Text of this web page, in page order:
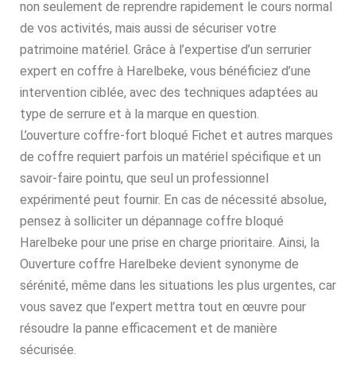
non seulement de reprendre rapidement le cours normal
de vos activités, mais aussi de sécuriser votre
patrimoine matériel. Grâce à l’expertise d’un serrurier
expert en coffre à Harelbeke, vous bénéficiez d’une
intervention ciblée, avec des techniques adaptées au
type de serrure et à la marque en question.
L’ouverture coffre-fort bloqué Fichet et autres marques
de coffre requiert parfois un matériel spécifique et un
savoir-faire pointu, que seul un professionnel
expérimenté peut fournir. En cas de nécessité absolue,
pensez à solliciter un dépannage coffre bloqué
Harelbeke pour une prise en charge prioritaire. Ainsi, la
Ouverture coffre Harelbeke devient synonyme de
sérénité, même dans les situations les plus urgentes, car
vous savez que l’expert mettra tout en œuvre pour
résoudre la panne efficacement et de manière
sécurisée.